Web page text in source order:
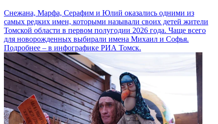
Снежана, Марфа, Серафим и Юлий оказались одними из
самых редких имен, которыми называли своих детей жители
Томской области в первом полугодии 2026 года. Чаще всего
для новорожденных выбирали имена Михаил и Софья.
Подробнее – в инфографике РИА Томск.